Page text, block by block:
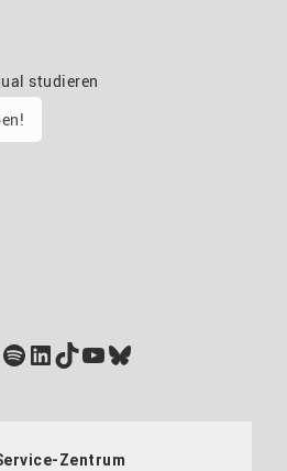
studieren
Spotify
LinkedIn
TikTok
YouTube
Bluesky
Zentrum